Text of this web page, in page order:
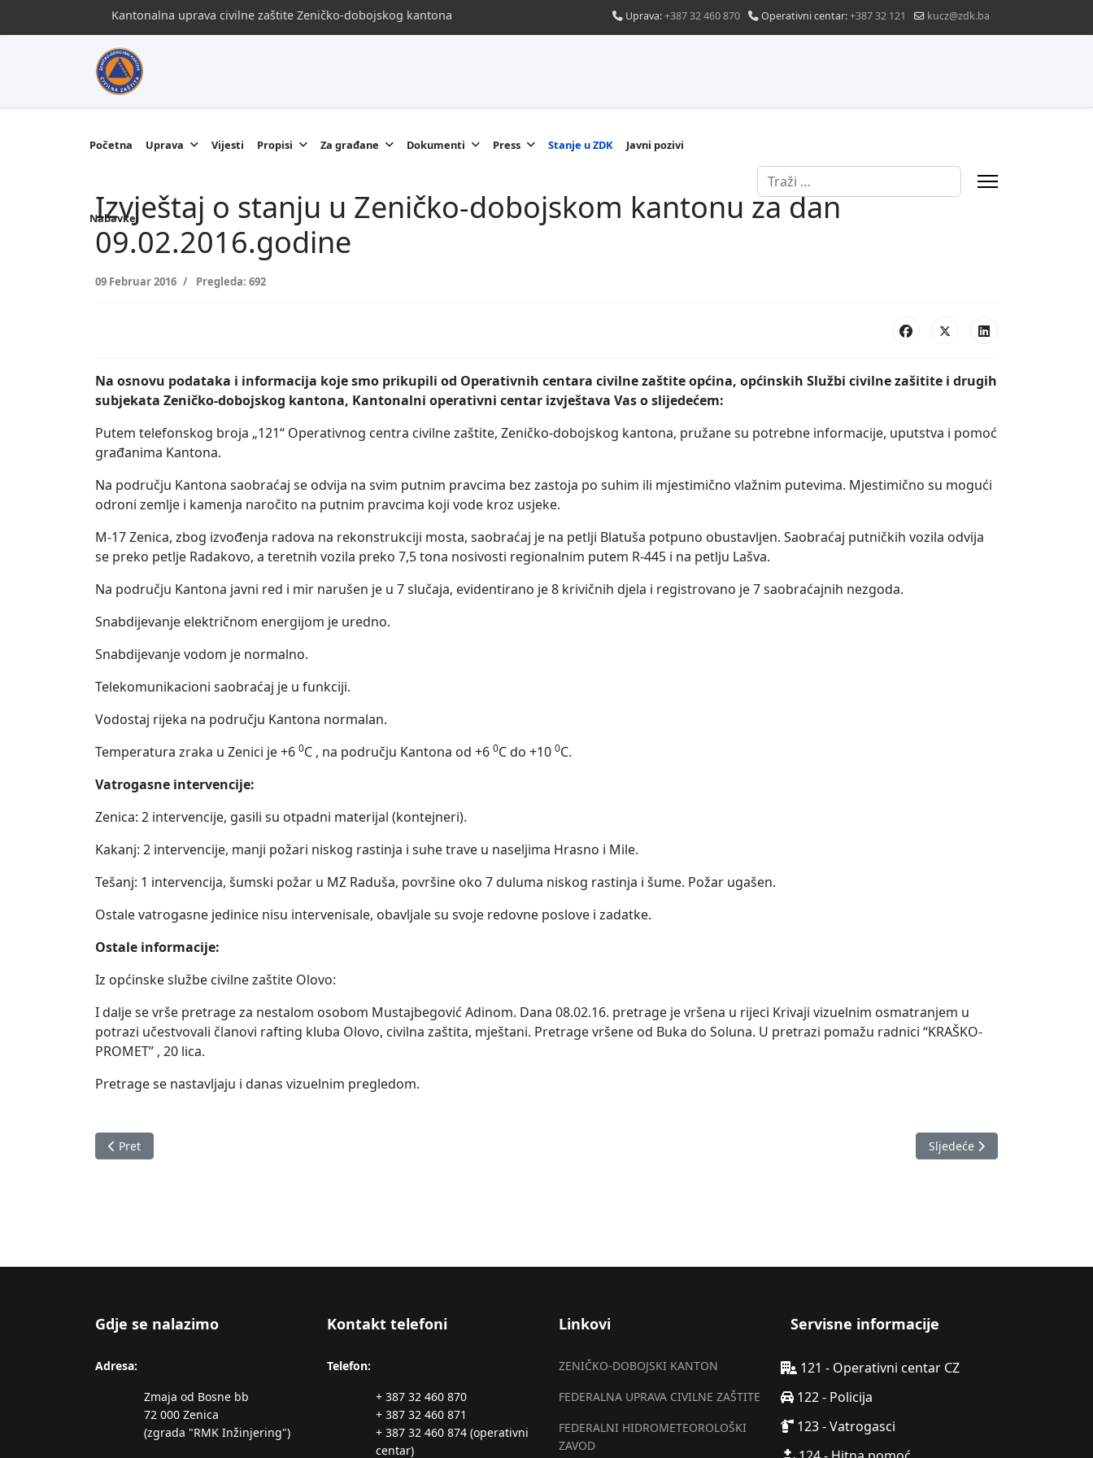
Kantonalna uprava civilne zaštite Zeničko-dobojskog kantona Uprava:+387 32 460 870 Operativni centar:+387 32 121 kucz@zdk.ba
Početna Uprava Vijesti Propisi Za građane Dokumenti Press Stanje u ZDK Javni pozivi
Nabavke
Traži
Izvještaj o stanju u Zeničko-dobojskom kantonu za dan
09.02.2016.godine
09 Februar 2016 Pregleda: 692
Na osnovu podataka i informacija koje smo prikupili od Operativnih centara civilne zaštite općina, općinskih Službi civilne zašitite i drugih
subjekata Zeničko-dobojskog kantona, Kantonalni operativni centar izvještava Vas o slijedećem:
Putem telefonskog broja „121“ Operativnog centra civilne zaštite, Zeničko-dobojskog kantona, pružane su potrebne informacije, uputstva i pomoć
građanima Kantona.
Na području Kantona saobraćaj se odvija na svim putnim pravcima bez zastoja po suhim ili mjestimično vlažnim putevima. Mjestimično su mogući
odroni zemlje i kamenja naročito na putnim pravcima koji vode kroz usjeke.
M-17 Zenica, zbog izvođenja radova na rekonstrukciji mosta, saobraćaj je na petlji Blatuša potpuno obustavljen. Saobraćaj putničkih vozila odvija
se preko petlje Radakovo, a teretnih vozila preko 7,5 tona nosivosti regionalnim putem R-445 i na petlju Lašva.
Na području Kantona javni red i mir narušen je u 7 slučaja, evidentirano je 8 krivičnih djela i registrovano je 7 saobraćajnih nezgoda.
Snabdijevanje električnom energijom je uredno.
Snabdijevanje vodom je normalno.
Telekomunikacioni saobraćaj je u funkciji.
Vodostaj rijeka na području Kantona normalan.
Temperatura zraka u Zenici je +6 0C , na području Kantona od +6 0C do +10 0C.
Vatrogasne intervencije:
Zenica: 2 intervencije, gasili su otpadni materijal (kontejneri).
Kakanj: 2 intervencije, manji požari niskog rastinja i suhe trave u naseljima Hrasno i Mile.
Tešanj: 1 intervencija, šumski požar u MZ Raduša, površine oko 7 duluma niskog rastinja i šume. Požar ugašen.
Ostale vatrogasne jedinice nisu intervenisale, obavljale su svoje redovne poslove i zadatke.
Ostale informacije:
Iz općinske službe civilne zaštite Olovo:
I dalje se vrše pretrage za nestalom osobom Mustajbegović Adinom. Dana 08.02.16. pretrage je vršena u rijeci Krivaji vizuelnim osmatranjem u
potrazi učestvovali članovi rafting kluba Olovo, civilna zaštita, mještani. Pretrage vršene od Buka do Soluna. U pretrazi pomažu radnici “KRAŠKO-
PROMET” , 20 lica.
Pretrage se nastavljaju i danas vizuelnim pregledom.
Prethodni članak: Izvještaj o stanju u Zeničko-dobojskom kantonu za dan 10.02.2016.godine
Pret Sljedeći članak: Izvještaj o
Sljedeće
Gdje se nalazimo
Adresa:
Zmaja od Bosne bb
72 000 Zenica
(zgrada "RMK Inžinjering")
Kontakt telefoni
Telefon:
+ 387 32 460 870
+ 387 32 460 871
+ 387 32 460 874 (operativni
centar)
Linkovi
ZENIČKO-DOBOJSKI KANTON
FEDERALNA UPRAVA CIVILNE ZAŠTITE
FEDERALNI HIDROMETEOROLOŠKI
ZAVOD
Servisne informacije
121 - Operativni centar CZ
122 - Policija
123 - Vatrogasci